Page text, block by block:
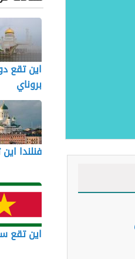
اين تقع
بروناي
فنلندا
اين تقع